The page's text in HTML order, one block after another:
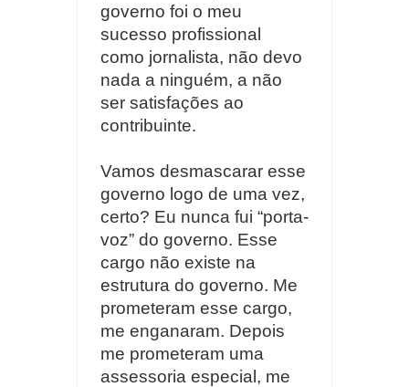
governo foi o meu
sucesso profissional
como jornalista, não devo
nada a ninguém, a não
ser satisfações ao
contribuinte.
Vamos desmascarar esse
governo logo de uma vez,
certo? Eu nunca fui “porta-
voz” do governo. Esse
cargo não existe na
estrutura do governo. Me
prometeram esse cargo,
me enganaram. Depois
me prometeram uma
assessoria especial, me